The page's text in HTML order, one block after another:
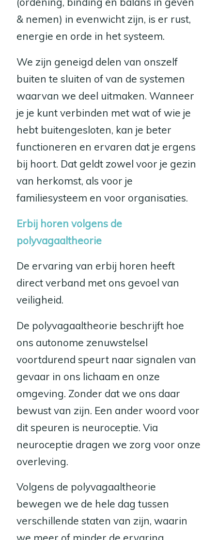
& nemen) in evenwicht zijn, is er rust,
energie en orde in het systeem.
We zijn geneigd delen van onszelf
buiten te sluiten of van de systemen
waarvan we deel uitmaken. Wanneer
je je kunt verbinden met wat of wie je
hebt buitengesloten, kan je beter
functioneren en ervaren dat je ergens
bij hoort. Dat geldt zowel voor je gezin
van herkomst, als voor je
familiesysteem en voor organisaties.
Erbij horen volgens de
polyvagaaltheorie
De ervaring van erbij horen heeft
direct verband met ons gevoel van
veiligheid.
De polyvagaaltheorie beschrijft hoe
ons autonome zenuwstelsel
voortdurend speurt naar signalen van
gevaar in ons lichaam en onze
omgeving. Zonder dat we ons daar
bewust van zijn. Een ander woord voor
dit speuren is neuroceptie. Via
neuroceptie dragen we zorg voor onze
overleving.
Volgens de polyvagaaltheorie
bewegen we de hele dag tussen
verschillende staten van zijn, waarin